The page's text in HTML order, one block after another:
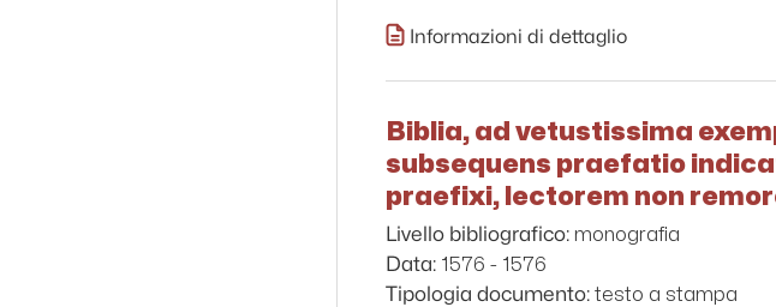
Informazioni di dettaglio
Biblia, ad vetustissima
subsequens praefatio
praefixi, lectorem non
Livello bibliografico: monografia
Data: 1576 - 1576
Tipologia documento: testo a stampa